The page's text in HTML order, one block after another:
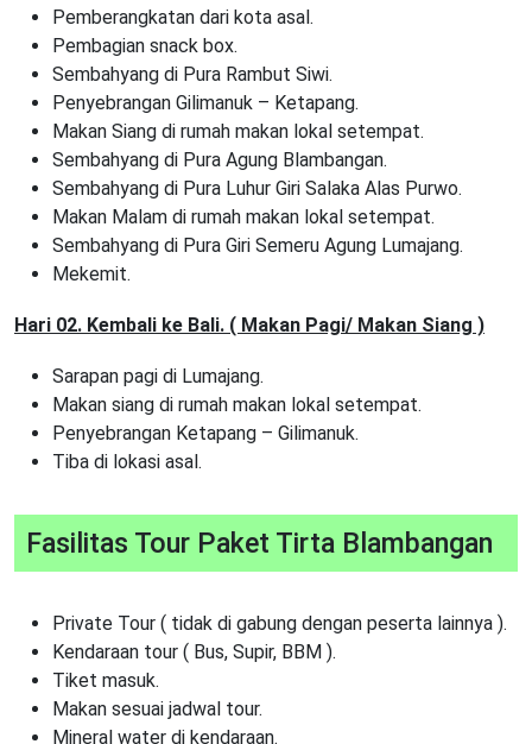
Pemberangkatan dari kota asal.
Pembagian snack box.
Sembahyang di Pura Rambut Siwi.
Penyebrangan Gilimanuk – Ketapang.
Makan Siang di rumah makan lokal setempat.
Sembahyang di Pura Agung Blambangan.
Sembahyang di Pura Luhur Giri Salaka Alas Purwo.
Makan Malam di rumah makan lokal setempat.
Sembahyang di Pura Giri Semeru Agung Lumajang.
Mekemit.
Hari 02. Kembali ke Bali. ( Makan Pagi/ Makan Siang )
Sarapan pagi di Lumajang.
Makan siang di rumah makan lokal setempat.
Penyebrangan Ketapang – Gilimanuk.
Tiba di lokasi asal.
Fasilitas Tour Paket Tirta Blambangan
Private Tour ( tidak di gabung dengan peserta lainnya ).
Kendaraan tour ( Bus, Supir, BBM ).
Tiket masuk.
Makan sesuai jadwal tour.
Mineral water di kendaraan.